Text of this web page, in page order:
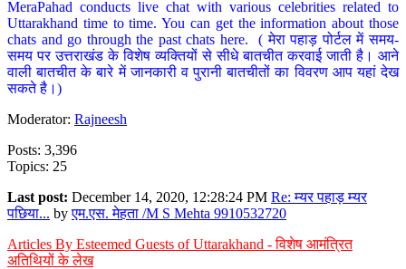
MeraPahad conducts live chat with various celebrities related to
Uttarakhand time to time. You can get the information about those
chats and go through the past chats here. ( मेरा पहाड़ पोर्टल में समय-
समय पर उत्तराखंड के विशेष व्यक्तियों से सीधे बातचीत करवाई जाती है। आने
वाली बातचीत के बारे में जानकारी व पुरानी बातचीतों का विवरण आप यहां देख
सकते है।)
Moderator: Rajneesh
Posts: 3,396
Topics: 25
Last post: December 14, 2020, 12:28:24 PM Re: म्यर पहाड़ म्यर
पछिया... byएम.एस. मेहता /M S Mehta 9910532720
Articles By Esteemed Guests of Uttarakhand - विशेष आमंत्रित
अतिथियों के लेख